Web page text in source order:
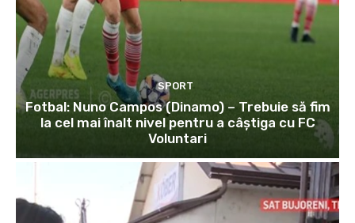
SPORT
Fotbal: Nuno Campos (Dinamo) – Trebuie să fim
la cel mai înalt nivel pentru a câștiga cu FC
Voluntari